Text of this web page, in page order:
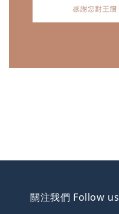
關注我們 Follow us